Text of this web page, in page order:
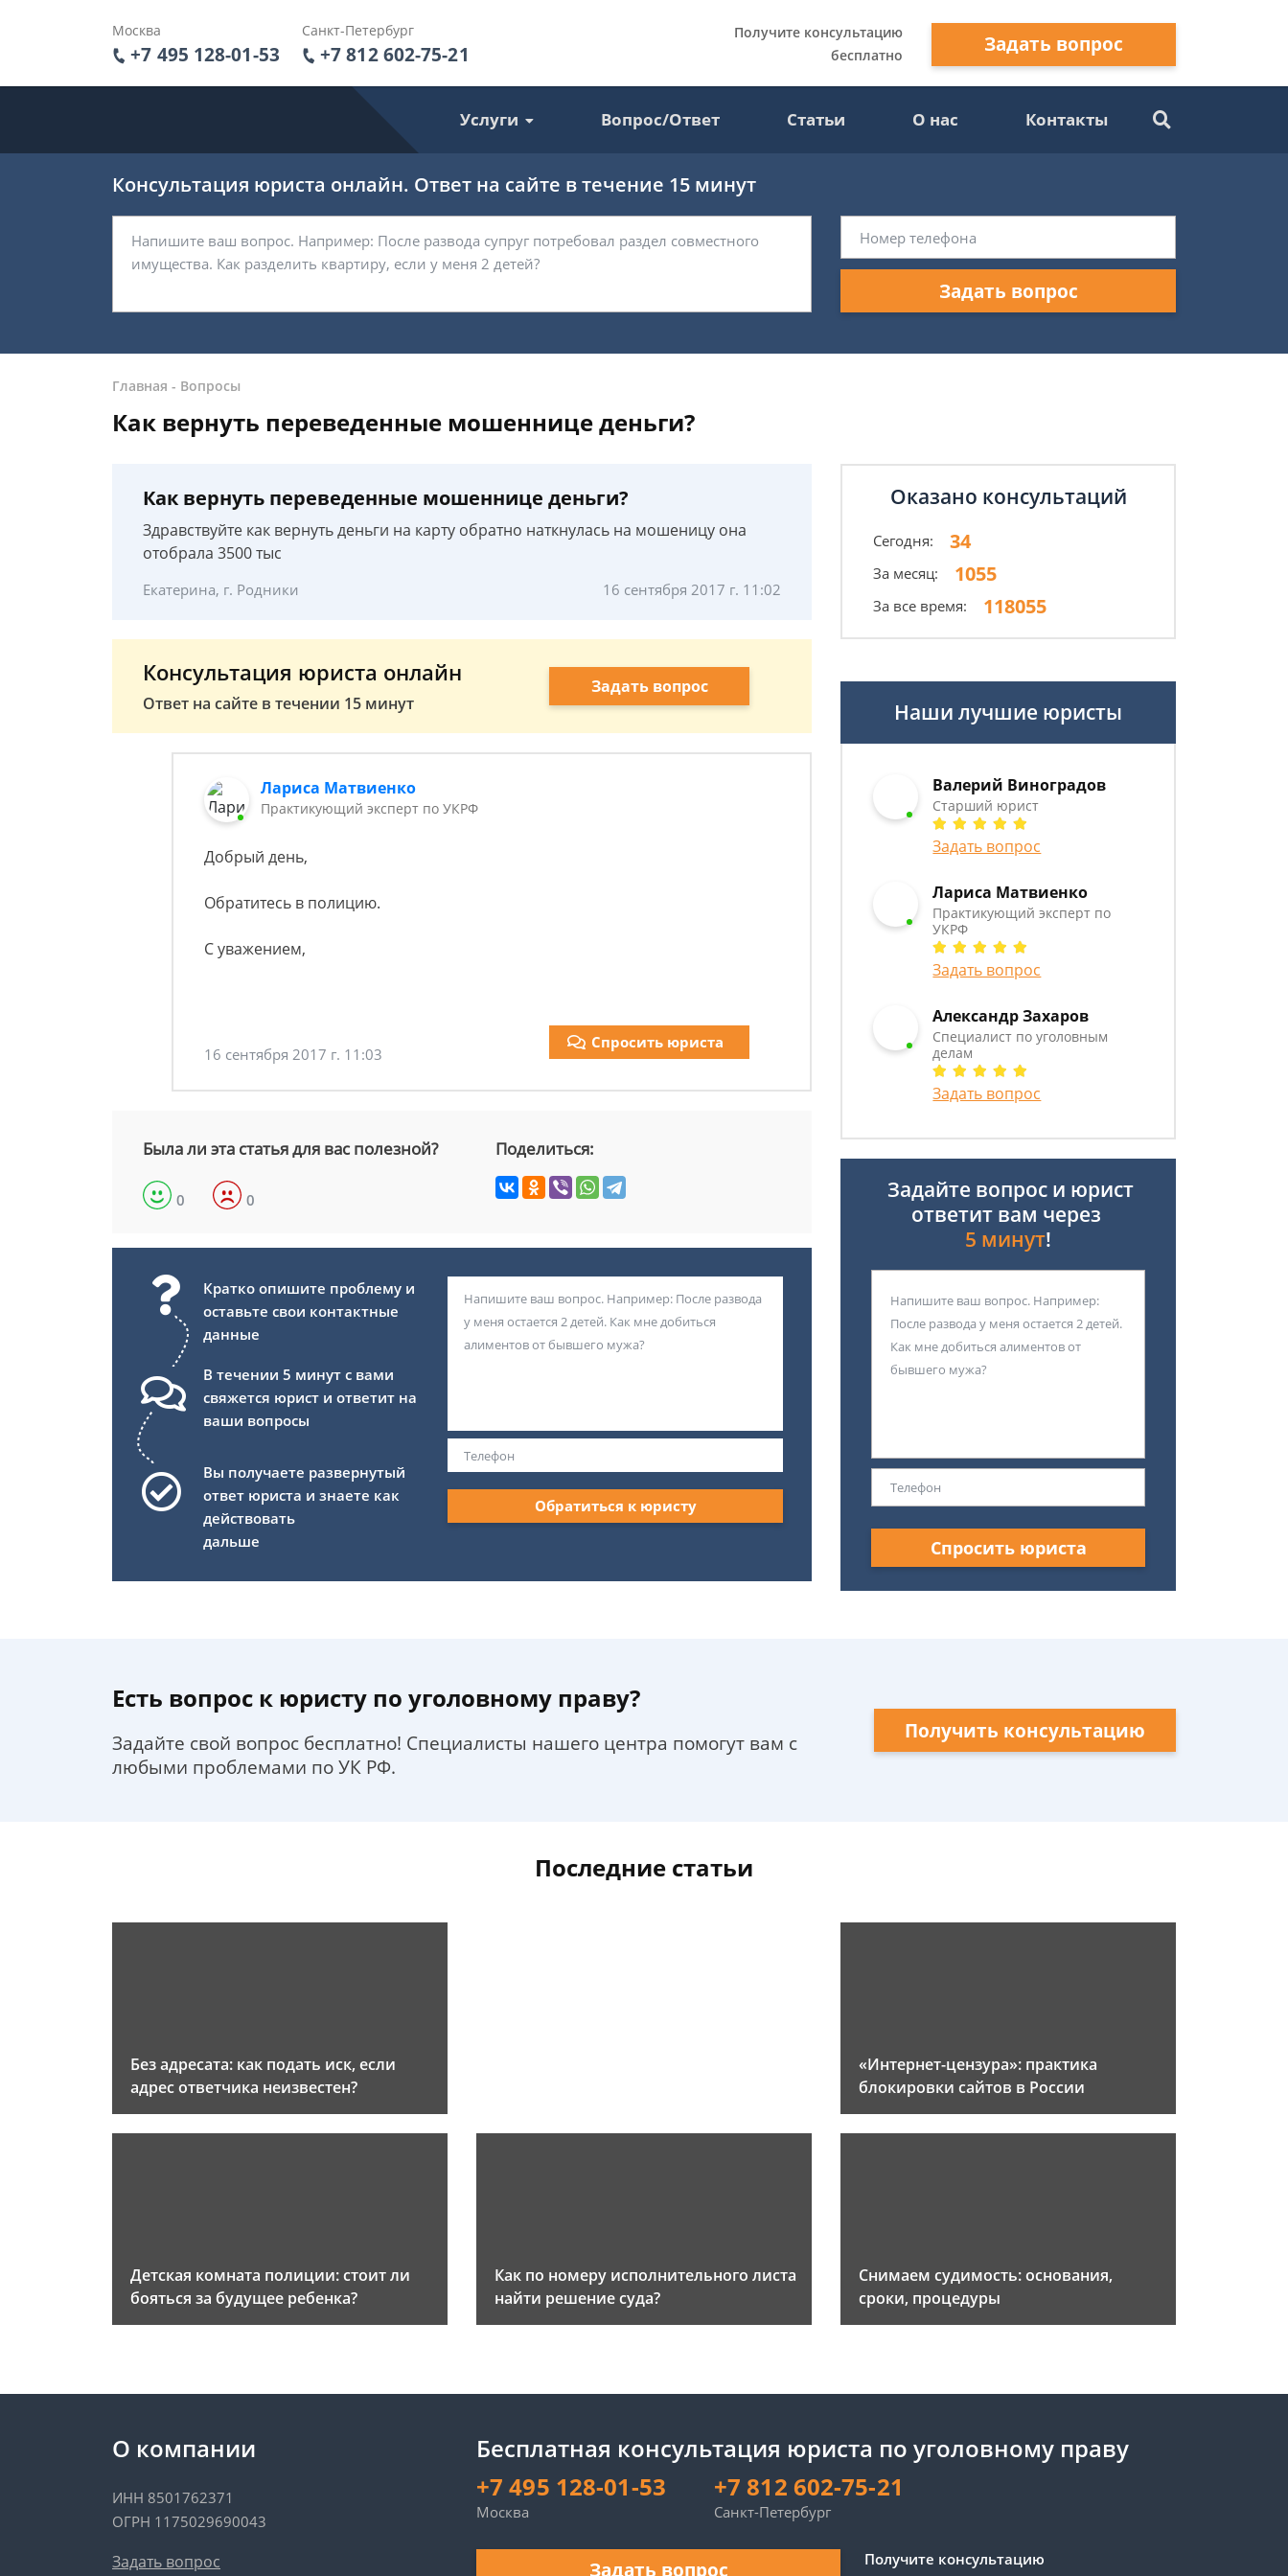
Москва
+7 495 128-01-53
Санкт-Петербург
+7 812 602-75-21
Получите консультацию
бесплатно
Задать вопрос
Услуги Вопрос/Ответ Статьи О нас Контакты
Консультация юриста онлайн. Ответ на сайте в течение 15 минут
Задать вопрос
Главная - Вопросы
Как вернуть переведенные мошеннице деньги?
Как вернуть переведенные мошеннице деньги?
Здравствуйте как вернуть деньги на карту обратно наткнулась на мошеницу она
отобрала 3500 тыс
Екатерина, г. Родники 16 сентября 2017 г. 11:02
Консультация юриста онлайн
Ответ на сайте в течении 15 минут
Задать вопрос
Лариса Матвиенко
Практикующий эксперт по УКРФ
Добрый день,
Обратитесь в полицию.
С уважением,
16 сентября 2017 г. 11:03
Спросить юриста
Была ли эта статья для вас полезной?
0 0
Поделиться:
Кратко опишите проблему и
оставьте свои контактные
данные
В течении 5 минут с вами
свяжется юрист и ответит на
ваши вопросы
Вы получаете развернутый
ответ юриста и знаете как
действовать
дальше
Обратиться к юристу
Оказано консультаций
Сегодня: 34
За месяц: 1055
За все время: 118055
Наши лучшие юристы
Валерий Виноградов
Старший юрист
Задать вопрос
Лариса Матвиенко
Практикующий эксперт по
УКРФ
Задать вопрос
Александр Захаров
Специалист по уголовным
делам
Задать вопрос
Задайте вопрос и юрист
ответит вам через
5 минут!
Спросить юриста
Есть вопрос к юристу по уголовному праву?
Задайте свой вопрос бесплатно! Специалисты нашего центра помогут вам с
любыми проблемами по УК РФ.
Получить консультацию
Последние статьи
Без адресата: как подать иск, если
адрес ответчика неизвестен?
«Интернет-цензура»: практика
блокировки сайтов в России
Детская комната полиции: стоит ли
бояться за будущее ребенка?
Как по номеру исполнительного листа
найти решение суда?
Снимаем судимость: основания,
сроки, процедуры
О компании
ИНН 8501762371
ОГРН 1175029690043
Задать вопрос
Бесплатная консультация юриста по уголовному праву
+7 495 128-01-53
Москва
+7 812 602-75-21
Санкт-Петербург
Задать вопрос
Получите консультацию